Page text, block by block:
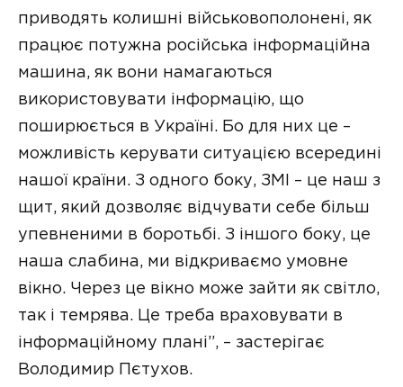
приводять колишні військовополонені, як
працює потужна російська інформаційна
машина, як вони намагаються
використовувати інформацію, що
поширюється в Україні. Бо для них це –
можливість керувати ситуацією всередині
нашої країни. З одного боку, ЗМІ – це наш з
щит, який дозволяє відчувати себе більш
упевненими в боротьбі. З іншого боку, це
наша слабина, ми відкриваємо умовне
вікно. Через це вікно може зайти як світло,
так і темрява. Це треба враховувати в
інформаційному плані”, – застерігає
Володимир Пєтухов.